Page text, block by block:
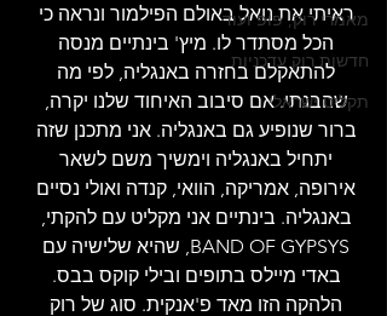
מאמרי רוק, פופ ועוד
חדשות רוק עדכניות
תקליט ישראלי
ראיתי את נואל באולם הפילמור ונראה כי
הכל מסתדר לו. מיץ' בינתיים מנסה
להתאקלם בחזרה באנגליה, לפי מה
שהבנתי. אם סיבוב האיחוד שלנו יקרה,
ברור שנופיע גם באנגליה. אני מתכנן שזה
יתחיל באנגליה וימשיך משם לשאר
אירופה, אמריקה, הוואי, קנדה ואולי נסיים
באנגליה. בינתיים אני מקליט עם להקתי,
BAND OF GYPSYS, שהיא שלישיה עם
באדי מיילס בתופים ובילי קוקס בבס.
הלהקה הזו מאד פ'אנקית. סוג של רוק